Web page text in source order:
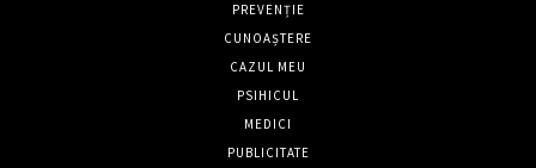
PREVENȚIE
CUNOAȘTERE
CAZUL MEU
PSIHICUL
MEDICI
PUBLICITATE